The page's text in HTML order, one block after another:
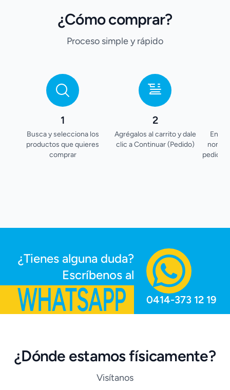
¿Cómo comprar?
Proceso simple y rápido
1
Busca y selecciona los
productos que quieres
comprar
2
Agrégalos al carrito y dale
clic a Continuar (Pedido)
En
pedido
¿Tienes alguna duda?
Escríbenos al
WHATSAPP 0414-373 12 19
¿Dónde estamos físicamente?
Visítanos